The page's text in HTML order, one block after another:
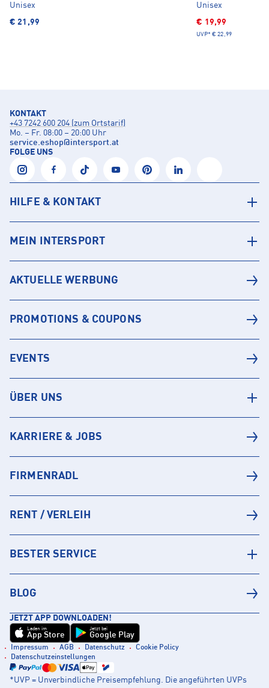
Unisex
€ 21,99
Unisex
€ 19,99
UVP* € 22,99
KONTAKT
+43 7242 600 204 (zum Ortstarif)
Mo. – Fr. 08:00 – 20:00 Uhr
service.eshop@intersport.at
FOLGE UNS
HILFE & KONTAKT
MEIN INTERSPORT
AKTUELLE WERBUNG
PROMOTIONS & COUPONS
EVENTS
ÜBER UNS
KARRIERE & JOBS
FIRMENRADL
RENT / VERLEIH
BESTER SERVICE
BLOG
JETZT APP DOWNLOADEN!
Laden im
App Store
Jetzt bei
Google Play
Impressum AGB Datenschutz
Cookie Policy
Datenschutzeinstellungen
*UVP = Unverbindliche Preisempfehlung. Die angeführten UVPs